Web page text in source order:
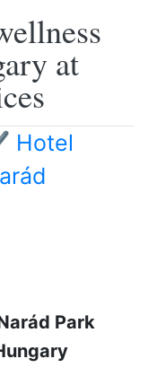
at
Hotel
Park